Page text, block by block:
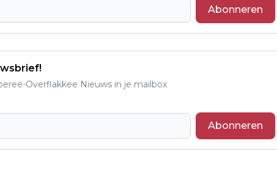
Abonneren
Overflakkee Nieuws in je mailbox
Abonneren